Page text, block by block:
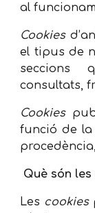
al
Cookies
el tipus de
seccions
consultats,
Cookies
funció de la
Què són les
Les cookies